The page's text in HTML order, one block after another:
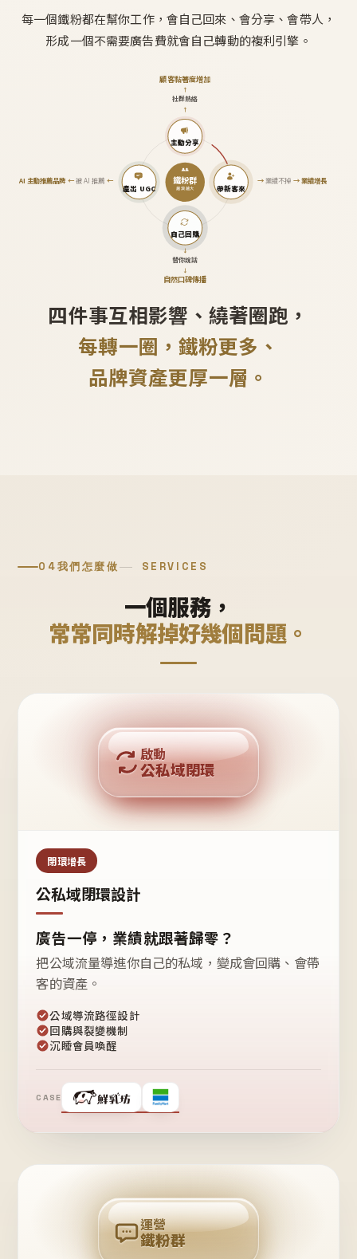
每一個鐵粉都在幫你工作，會自己回來、會分享、會帶人，
形成一個不需要廣告費就會自己轉動的複利引擎。
鐵粉群
越滾越大
主動分享
↑
社群熱絡
↑
顧客黏著度增加
帶新客來
→業績不掉 →業績增長
自己回購
↓
替你說話
↓
自然口碑傳播
產出 UGC
AI 主動推薦品牌←被 AI 推薦 ←
四件事互相影響、繞著圈跑，
每轉一圈，鐵粉更多、
品牌資產更厚一層。
04我們怎麼做 SERVICES
一個服務，
常常同時解掉好幾個問題。
公域流量
私域鐵粉
回購複利
啟動
公私域閉環
閉環增長
公私域閉環設計
廣告一停，業績就跟著歸零？
把公域流量導進你自己的私域，變成會回購、會帶
客的資產。
公域導流路徑設計
回購與裂變機制
沉睡會員喚醒
CASE
❤
粉
回
購
運營
鐵粉群